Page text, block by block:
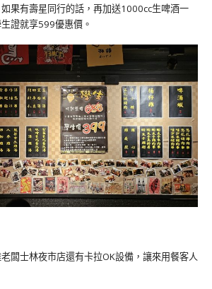
果有壽星同行的話，再加送1000cc生啤酒一
證就享599優惠價。
闆士林夜市店還有卡拉OK設備，讓來用餐客人